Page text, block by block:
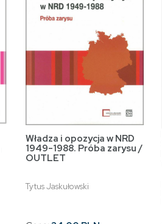
Władza i opozycja w NRD
1949-1988. Próba zarysu /
OUTLET
Tytus Jaskułowski